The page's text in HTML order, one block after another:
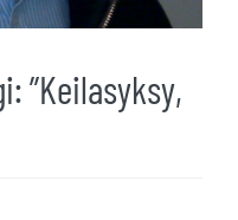
”Keilasyksy,